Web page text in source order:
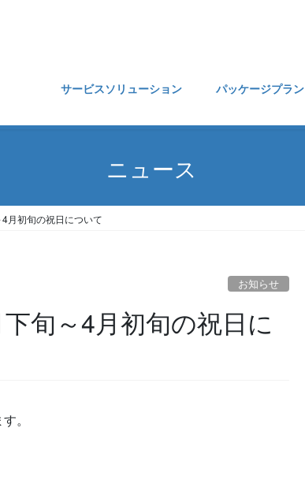
サービスソリューション パッケージプラン
ニュース
月初旬の祝日について
お知らせ
旬～4月初旬の祝日に
。